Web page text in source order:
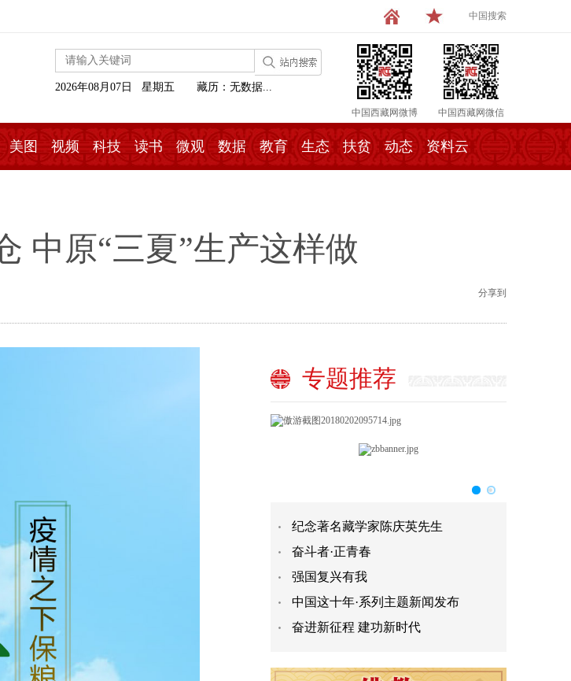
中国搜索
中国西藏网微博 中国西藏网微信
2026年08月07日 星期五 藏历：无数据...
美图 视频 科技 读书 微观 数据 教育 生态 扶贫 动态 资料云
中原“三夏”生产这样做
分享到
专题推荐
纪念著名藏学家陈庆英先生
奋斗者·正青春
强国复兴有我
中国这十年·系列主题新闻发布
奋进新征程 建功新时代